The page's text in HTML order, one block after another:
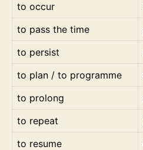
to occur
to pass the time
to persist
to plan / to programme
to prolong
to repeat
to resume